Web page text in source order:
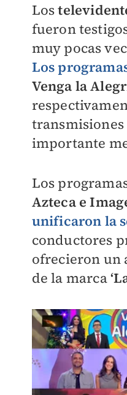
Los
fueron
muy pocas
Los
Venga la
importante
Los
Azteca e
unificaron la
conductores
ofrecieron un
de la marca